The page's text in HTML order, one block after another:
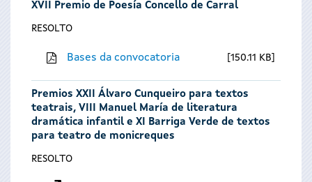
XVII Premio de Poesía Concello de Carral
RESOLTO
Bases da convocatoria 150.11 KB
Premios XXII Álvaro Cunqueiro para textos
teatrais, VIII Manuel María de literatura
dramática infantil e XI Barriga Verde de textos
para teatro de monicreques
RESOLTO